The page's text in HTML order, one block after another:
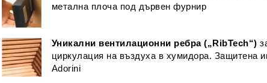
метална плоча под дървен фурнир
Уникални вентилационни ребра („RibTech“)
циркулация на въздуха в хумидора. Защитена
Adorini